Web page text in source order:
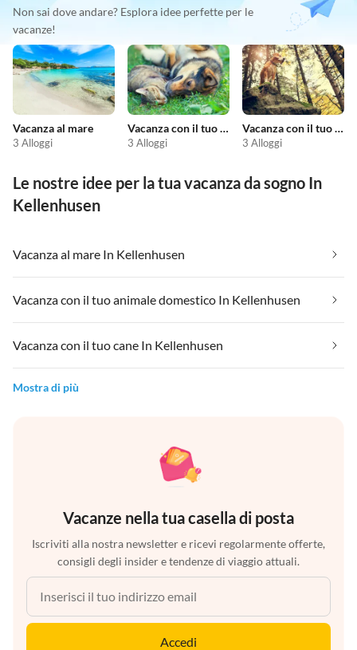
Non sai dove andare? Esplora idee perfette per le
vacanze!
Vacanza al mare
3 Alloggi
Vacanza con il tuo animale domestico
3 Alloggi
Vacanza con il tuo cane
3 Alloggi
Le nostre idee per la tua vacanza da sogno In
Kellenhusen
Vacanza al mare In Kellenhusen
Vacanza con il tuo animale domestico In Kellenhusen
Vacanza con il tuo cane In Kellenhusen
Mostra di più
Vacanze nella tua casella di posta
Iscriviti alla nostra newsletter e ricevi regolarmente offerte,
consigli degli insider e tendenze di viaggio attuali.
Accedi